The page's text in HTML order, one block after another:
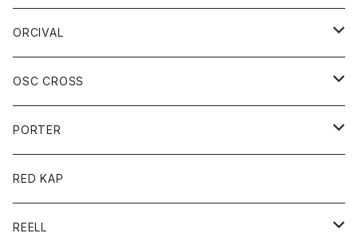
Tシャツ
ロングスリーブＴシャツ
ジーンズ
パンツ
ボトム
スカート
ORCIVAL
アウター
コート
ジャケット
アクセサリー
バッグ
キッズ
Tシャツ
グッズ
OSC CROSS
ダウンジャケット
PORTER
カードホルダー
キーホルダー
RED KAP
REELL